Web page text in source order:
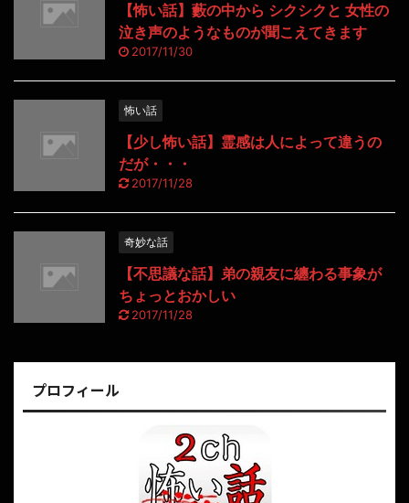
【怖い話】藪の中から シクシクと 女性の
泣き声のようなものが聞こえてきます
2017/11/30
怖い話
【少し怖い話】霊感は人によって違うの
だが・・・
2017/11/28
奇妙な話
【不思議な話】弟の親友に纏わる事象が
ちょっとおかしい
2017/11/28
プロフィール